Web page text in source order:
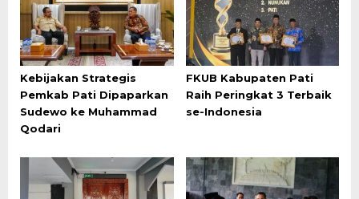
Kebijakan Strategis
Pemkab Pati Dipaparkan
Sudewo ke Muhammad
Qodari
FKUB Kabupaten Pati
Raih Peringkat 3 Terbaik
se-Indonesia